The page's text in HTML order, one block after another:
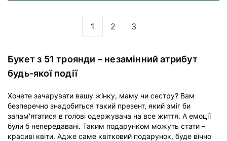
Ви зараз читаєте сторінку
1 Сторінка
2 Сторінка
3
Букет з 51 троянди – незамінний атрибут
будь-якої події
Хочете зачарувати вашу жінку, маму чи сестру? Вам
безперечно знадобиться такий презент, який зміг би
запам'ятатися в голові одержувача на все життя. А емоції
були б непередавані. Таким подарунком можуть стати –
красиві квіти. Адже саме квітковий подарунок, буде вічно